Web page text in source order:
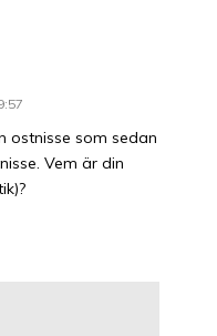
ostnisse som sedan
Vem är din